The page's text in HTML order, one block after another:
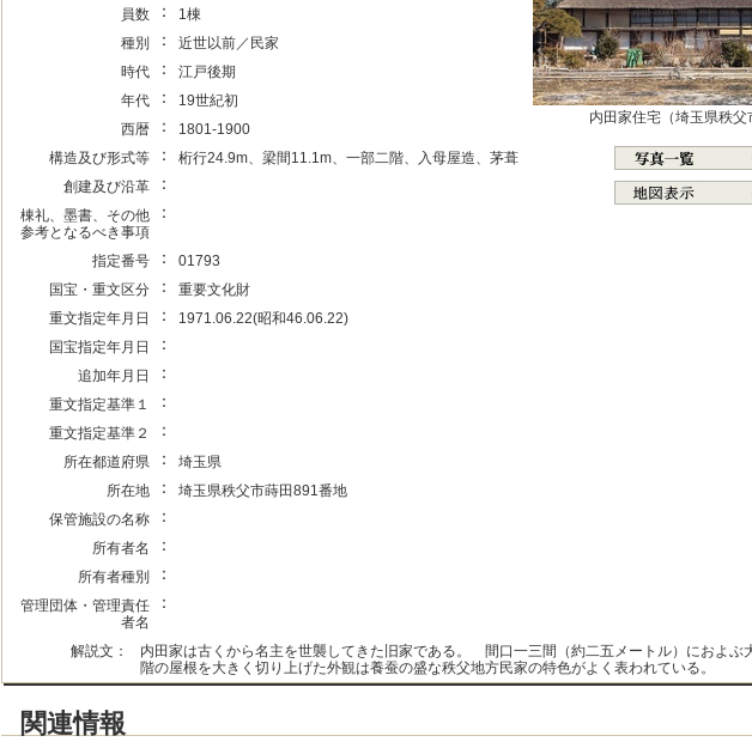
員数 ：
1棟
種別
：
近世以前／民家
時代
：
江戸後期
年代
：
19世紀初
西暦
：
1801-1900
構造及び形式等
：
桁行24.9m、梁間11.1m、一部二階、入母屋造、茅葺
創建及び沿革
：
棟礼、墨書、その他
参考となるべき事項
：
指定番号 ：
01793
国宝・重文区分
：
重要文化財
重文指定年月日
：
1971.06.22(昭和46.06.22)
国宝指定年月日
：
追加年月日 ：
重文指定基準１ ：
重文指定基準２ ：
所在都道府県 ：
埼玉県
所在地
：
埼玉県秩父市蒔田891番地
保管施設の名称
：
所有者名 ：
所有者種別 ：
管理団体・管理責任
者名
：
内田家住宅（埼玉県秩父
解説文：
内田家は古くから名主を世襲してきた旧家である。 間口一三間（約二五メートル）におよぶ
階の屋根を大きく切り上げた外観は養蚕の盛な秩父地方民家の特色がよく表われている。
関連情報